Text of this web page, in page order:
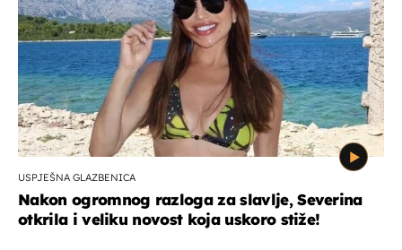
USPJEŠNA GLAZBENICA
Nakon ogromnog razloga za slavlje, Severina
otkrila i veliku novost koja uskoro stiže!